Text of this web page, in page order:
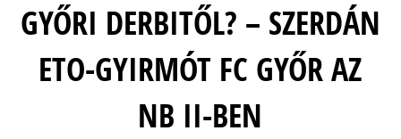
GYŐRI DERBITŐL? – SZERDÁN
ETO-GYIRMÓT FC GYŐR AZ
NB II-BEN